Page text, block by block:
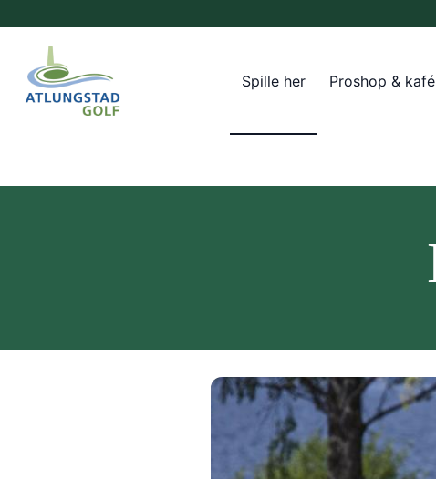
Spille her Proshop & kafé